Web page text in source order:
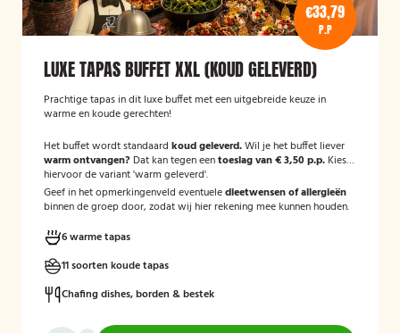
€33,79
P.P
LUXE TAPAS BUFFET XXL (KOUD GELEVERD)
Prachtige tapas in dit luxe buffet met een uitgebreide keuze in
warme en koude gerechten!
Het buffet wordt standaard koud geleverd.Wil je het buffet liever
warm ontvangen? Dat kan tegen eentoeslag van € 3,50 p.p. Kies
hiervoor de variant 'warm geleverd'.
Geef in het opmerkingenveld eventueledieetwensen of allergieën
binnen de groep door, zodat wij hier rekening mee kunnen houden.
6 warme tapas
11 soorten koude tapas
Chafing dishes, borden & bestek